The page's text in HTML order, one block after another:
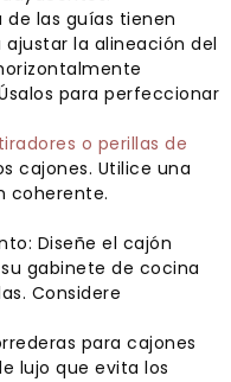
de las guías tienen
la alineación del
para perfeccionar
tiradores o perillas de
cajones. Utilice una
coherente.
Diseñe el cajón
gabinete de cocina
Considere
para cajones
lujo que evita los